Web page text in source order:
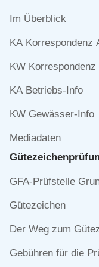
Navigation
Im Überblick
KA Korrespondenz
KW
KA Betriebs-Info
KW Gewässer-Info
Mediadaten
Navigation
GFA-Prüfstelle
Gütezeichen
Der Weg zum
Gebühren für die